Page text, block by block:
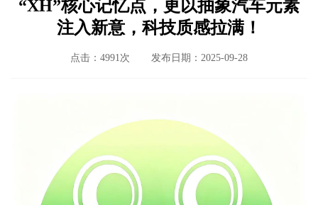
“XH”核心记忆点，更以抽象汽车元素
注入新意，科技质感拉满！
点击：4991次 发布日期：2025-09-28